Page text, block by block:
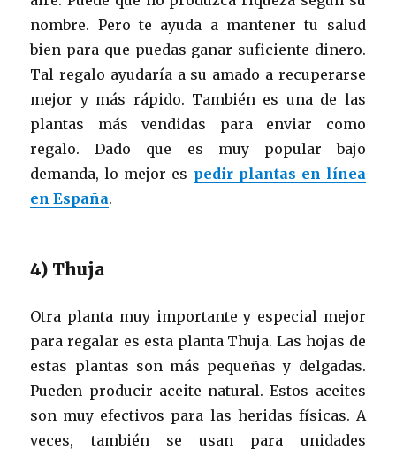
nombre. Pero te ayuda a mantener tu salud
bien para que puedas ganar suficiente dinero.
Tal regalo ayudaría a su amado a recuperarse
mejor y más rápido. También es una de las
plantas más vendidas para enviar como
regalo. Dado que es muy popular bajo
demanda, lo mejor es pedir plantas en línea
en España.
4) Thuja
Otra planta muy importante y especial mejor
para regalar es esta planta Thuja. Las hojas de
estas plantas son más pequeñas y delgadas.
Pueden producir aceite natural. Estos aceites
son muy efectivos para las heridas físicas. A
veces, también se usan para unidades